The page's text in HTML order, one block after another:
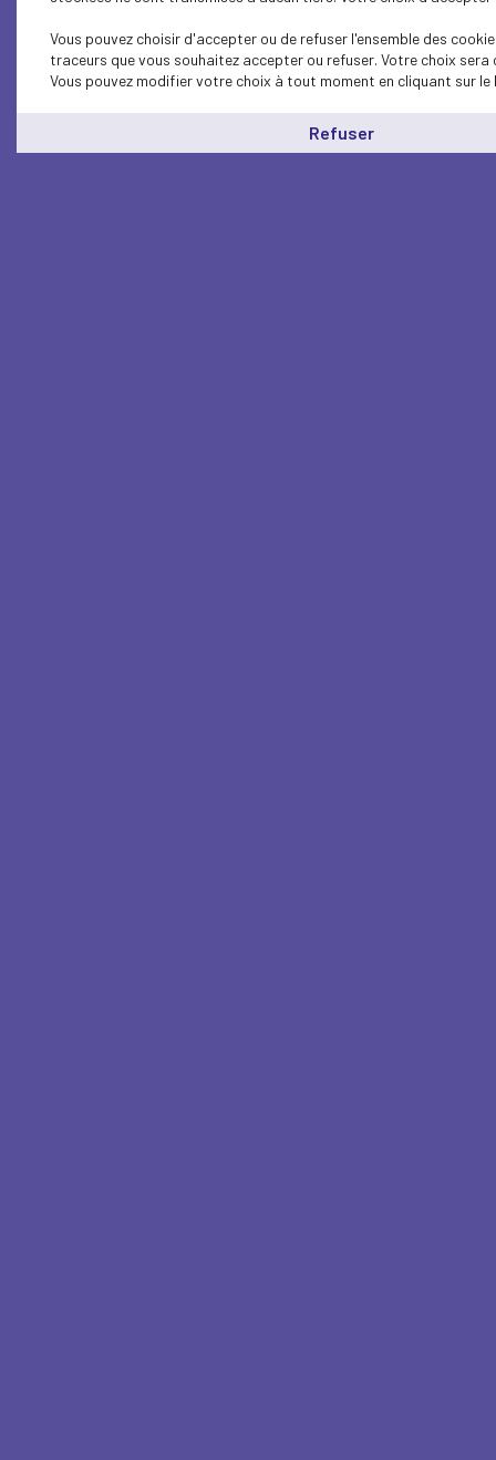
Vous pouvez choisir d'accepter ou de refuser l'ensemble des
traceurs que vous souhaitez accepter ou refuser. Votre choix
Vous pouvez modifier votre choix à tout moment en cliquant sur le
Refuser